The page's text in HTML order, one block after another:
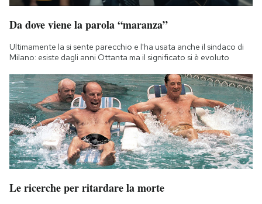
Da dove viene la parola “maranza”
Ultimamente la si sente parecchio e l'ha usata anche il sindaco di
Milano: esiste dagli anni Ottanta ma il significato si è evoluto
Le ricerche per ritardare la morte